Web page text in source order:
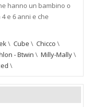
hanno un bambino o
e 6 anni e che
\ Cube \ Chicco \
- Btwin \ Milly-Mally\
\